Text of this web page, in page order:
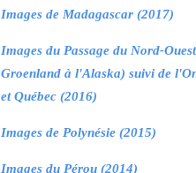
Images de Madagascar (2017)
Images du Passage du Nord-
Groenland à l'Alaska) suivi de
et Québec (2016)
Images de Polynésie (2015)
Images du Pérou (2014)